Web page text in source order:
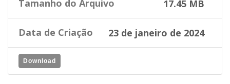
Tamanho do Arquivo 17.45 MB
Data de Criação 23 de janeiro de 2024
Download